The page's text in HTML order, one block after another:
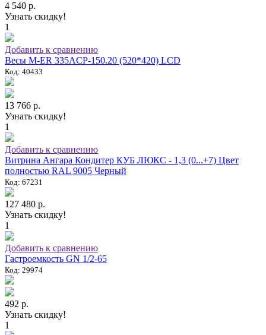
4 540 р.
Узнать скидку!
1
Добавить к сравнению
Весы M-ER 335ACP-150.20 (520*420) LCD
Код: 40433
13 766 р.
Узнать скидку!
1
Добавить к сравнению
Витрина Ангара Кондитер КУБ ЛЮКС - 1,3 (0...+7) Цвет
полностью RAL 9005 Черный
Код: 67231
127 480 р.
Узнать скидку!
1
Добавить к сравнению
Гастроемкость GN 1/2-65
Код: 29974
492 р.
Узнать скидку!
1